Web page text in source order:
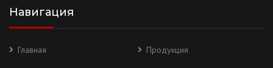
Навигация
Главная Продукция